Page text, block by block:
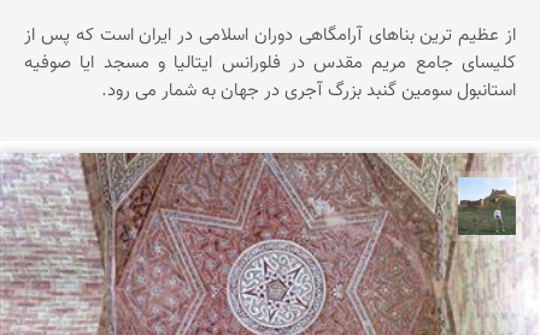
از عظیم ترین بناهای آرامگاهی دوران اسلامی در ایران است که پس از
کلیسای جامع مریم مقدس در فلورانس ایتالیا و مسجد ایا صوفیه
استانبول سومین گنبد بزرگ آجری در جهان به شمار می رود.
مظفر کشاورزمحمدیان